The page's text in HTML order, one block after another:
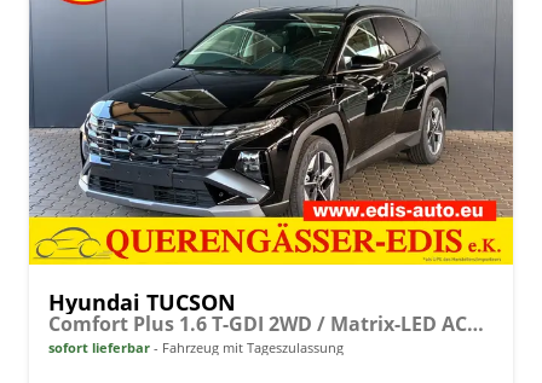
Hyundai TUCSON
Comfort Plus 1.6 T-GDI 2WD / Matrix-LED ACC Shz vo+hi + Lenkradheizung Elek. Heck Alu 18"
sofort lieferbar Fahrzeug mit Tageszulassung